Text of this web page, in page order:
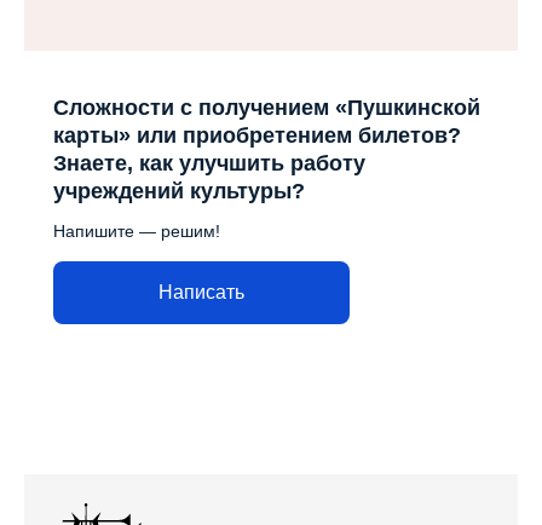
Сложности с получением «Пушкинской
карты» или приобретением билетов?
Знаете, как улучшить работу
учреждений культуры?
Напишите — решим!
Написать